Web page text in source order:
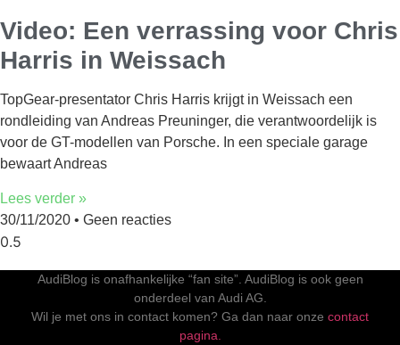
Video: Een verrassing voor Chris
Harris in Weissach
TopGear-presentator Chris Harris krijgt in Weissach een
rondleiding van Andreas Preuninger, die verantwoordelijk is
voor de GT-modellen van Porsche. In een speciale garage
bewaart Andreas
Lees verder »
30/11/2020
Geen reacties
AudiBlog is onafhankelijke “fan site”. AudiBlog is ook geen
onderdeel van Audi AG.
Wil je met ons in contact komen? Ga dan naar onze contact
pagina.